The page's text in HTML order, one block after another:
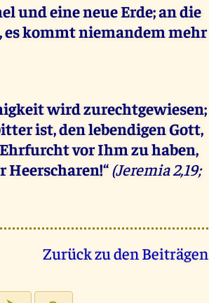
und eine neue Erde; an die
kommt niemandem mehr
wird zurechtgewiesen;
ist, den lebendigen Gott,
vor Ihm zu haben,
Heerscharen!“(Jeremia 2,19;
Zurück zu den Beiträgen